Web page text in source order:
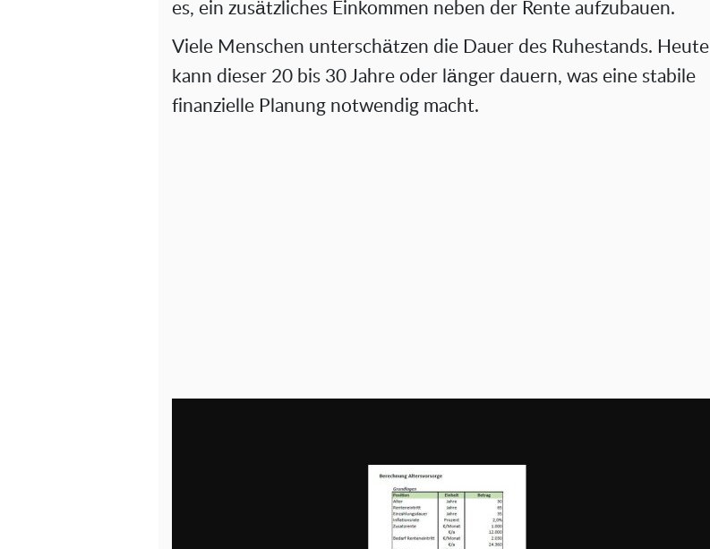
es, ein zusätzliches Einkommen neben der Rente aufzubauen.
Viele Menschen unterschätzen die Dauer des Ruhestands. Heute
kann dieser 20 bis 30 Jahre oder länger dauern, was eine stabile
finanzielle Planung notwendig macht.